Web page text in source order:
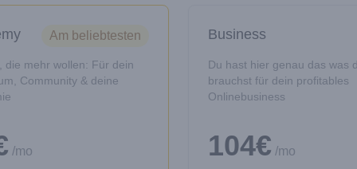
Am beliebtesten
die mehr wollen: Für dein
Community & deine
/mo
Business
Du hast hier genau das was
brauchst für dein profitables
Onlinebusiness
104€ /mo